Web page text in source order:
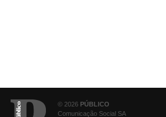
© 2026 PÚBLICO
Comunicação Social SA